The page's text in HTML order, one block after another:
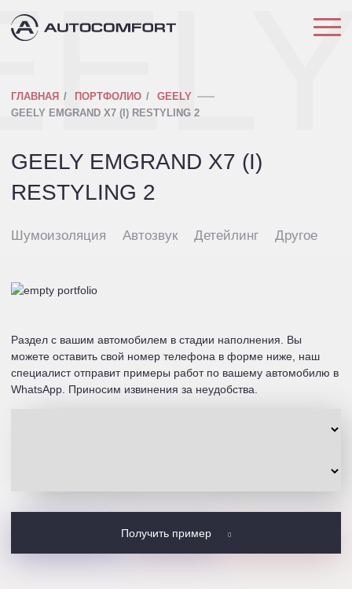
ГЛАВНАЯ ПОРТФОЛИО
GEELY
GEELY EMGRAND X7 (I) RESTYLING 2
GEELY EMGRAND X7 (I)
RESTYLING 2
Шумоизоляция Автозвук Детейлинг Другое
Раздел с вашим автомобилем в стадии наполнения. Вы
можете оставить свой номер телефона в форме ниже, наш
специалист отправит примеры работ по вашему автомобилю в
WhatsApp. Приносим извинения за неудобства.
Получить пример